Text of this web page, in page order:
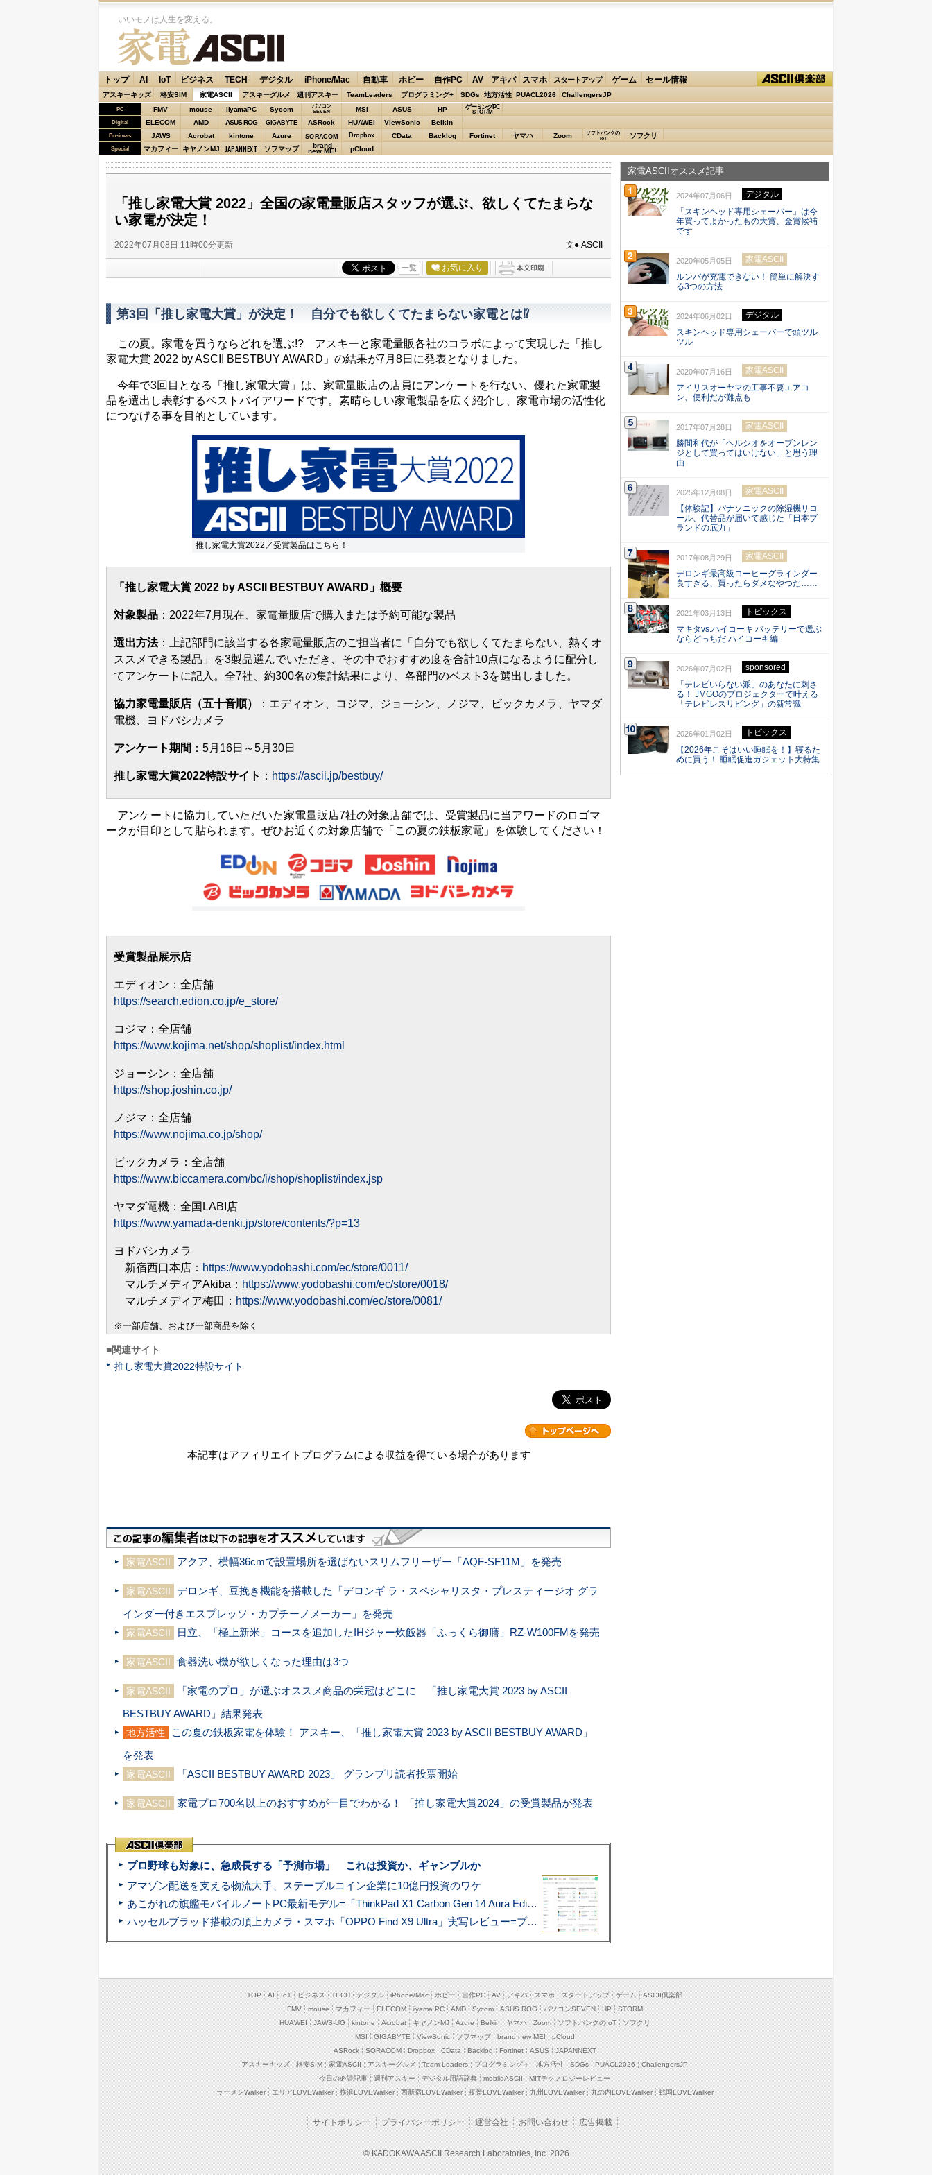
いいモノは人生を変える。
家電ASCII
トップ AI IoT ビジネス TECH デジタル iPhone/Mac 自動車 ホビー 自作PC AV アキバ スマホ スタートアップ ゲーム セール情報
アスキーキッズ 格安SIM 家電ASCII アスキーグルメ 週刊アスキー TeamLeaders プログラミング+ SDGs 地方活性 PUACL2026 ChallengersJP
PC FMV mouse iiyamaPC Sycom
パソコン
SEVEN
MSI ASUS HP ゲーミングPC
STORM
Digital ELECOM AMD ASUS ROG GIGABYTE ASRock HUAWEI ViewSonic Belkin
Business JAWS Acrobat kintone Azure SORACOM Dropbox CData Backlog Fortinet ヤマハ Zoom
ソフトバンクの
IoT
ソフクリ
Special マカフィー キヤノンMJ JAPANNEXT ソフマップ brand
new ME! pCloud
「推し家電大賞 2022」全国の家電量販店スタッフが選ぶ、欲しくてたまらな
い家電が決定！
2022年07月08日 11時00分更新 文● ASCII
一覧 お気に入り
第3回「推し家電大賞」が決定！ 自分でも欲しくてたまらない家電とは⁉
この夏。家電を買うならどれを選ぶ!? アスキーと家電量販各社のコラボによって実現した「推し
家電大賞 2022 by ASCII BESTBUY AWARD」の結果が7月8日に発表となりました。
今年で3回目となる「推し家電大賞」は、家電量販店の店員にアンケートを行ない、優れた家電製
品を選出し表彰するベストバイアワードです。素晴らしい家電製品を広く紹介し、家電市場の活性化
につなげる事を目的としています。
推し家電大賞2022／受賞製品はこちら！
「推し家電大賞 2022 by ASCII BESTBUY AWARD」概要
対象製品：2022年7月現在、家電量販店で購入または予約可能な製品
選出方法：上記部⾨に該当する各家電量販店のご担当者に「⾃分でも欲しくてたまらない、熱くオ
ススメできる製品」を3製品選んでいただき、その中でおすすめ度を合計10点になるように配分し
てアンケートに記⼊。全7社、約300名の集計結果により、各部門のベスト3を選出しました。
協力家電量販店（五十音順）
：エディオン、コジマ、ジョーシン、ノジマ、ビックカメラ、ヤマダ
電機、ヨドバシカメラ
アンケート期間 ：5月16日～5月30日
推し家電大賞2022特設サイト ： https://ascii.jp/bestbuy/
アンケートに協力していただいた家電量販店7社の対象店舗では、受賞製品に当アワードのロゴマ
ークが目印として貼られます。ぜひお近くの対象店舗で「この夏の鉄板家電」を体験してください！
受賞製品展示店
エディオン：全店舗
https://search.edion.co.jp/e_store/
コジマ：全店舗
https://www.kojima.net/shop/shoplist/index.html
ジョーシン：全店舗
https://shop.joshin.co.jp/
ノジマ：全店舗
https://www.nojima.co.jp/shop/
ビックカメラ：全店舗
https://www.biccamera.com/bc/i/shop/shoplist/index.jsp
ヤマダ電機：全国LABI店
https://www.yamada-denki.jp/store/contents/?p=13
ヨドバシカメラ
新宿西口本店： https://www.yodobashi.com/ec/store/0011/
マルチメディアAkiba： https://www.yodobashi.com/ec/store/0018/
マルチメディア梅田： https://www.yodobashi.com/ec/store/0081/
※一部店舗、および一部商品を除く
■関連サイト
推し家電大賞2022特設サイト
本記事はアフィリエイトプログラムによる収益を得ている場合があります
家電ASCII アクア、横幅36cmで設置場所を選ばないスリムフリーザー「AQF-SF11M」を発売
家電ASCII
デロンギ、豆挽き機能を搭載した「デロンギ ラ・スペシャリスタ・プレスティージオ グラ
インダー付きエスプレッソ・カプチーノメーカー」を発売
家電ASCII 日立、「極上新米」コースを追加したIHジャー炊飯器「ふっくら御膳」RZ-W100FMを発売
家電ASCII 食器洗い機が欲しくなった理由は3つ
家電ASCII
「家電のプロ」が選ぶオススメ商品の栄冠はどこに 「推し家電大賞 2023 by ASCII
BESTBUY AWARD」結果発表
地方活性
この夏の鉄板家電を体験！ アスキー、「推し家電大賞 2023 by ASCII BESTBUY AWARD」
を発表
家電ASCII 「ASCII BESTBUY AWARD 2023」 グランプリ読者投票開始
家電ASCII 家電プロ700名以上のおすすめが一目でわかる！ 「推し家電大賞2024」の受賞製品が発表
プロ野球も対象に、急成長する「予測市場」 これは投資か、ギャンブルか
アマゾン配送を支える物流大手、ステーブルコイン企業に10億円投資のワケ
あこがれの旗艦モバイルノートPC最新モデル=「ThinkPad X1 Carbon Gen 14 Aura Edition」実機レビュー
ハッセルブラッド搭載の頂上カメラ・スマホ「OPPO Find X9 Ultra」実写レビュー=プロが本気で徹底撮影しました!!
家電ASCIIオススメ記事
2024年07月06日
デジタル
「スキンヘッド専用シェーバー」は今
年買ってよかったもの大賞、金賞候補
です
2020年05月05日
家電ASCII
ルンバが充電できない！ 簡単に解決す
る3つの方法
2024年06月02日
デジタル
スキンヘッド専用シェーバーで頭ツル
ツル
2020年07月16日
家電ASCII
アイリスオーヤマの工事不要エアコ
ン、便利だが難点も
2017年07月28日
家電ASCII
勝間和代が「ヘルシオをオーブンレン
ジとして買ってはいけない」と思う理
由
2025年12月08日
家電ASCII
【体験記】パナソニックの除湿機リコ
ール、代替品が届いて感じた「日本ブ
ランドの底力」
2017年08月29日
家電ASCII
デロンギ最高級コーヒーグラインダー
良すぎる、買ったらダメなやつだ……
2021年03月13日
トピックス
マキタvs.ハイコーキ バッテリーで選ぶ
ならどっちだ ハイコーキ編
2026年07月02日
sponsored
「テレビいらない派」のあなたに刺さ
る！ JMGOのプロジェクターで叶える
「テレビレスリビング」の新常識
2026年01月02日
トピックス
【2026年こそはいい睡眠を！】寝るた
めに買う！ 睡眠促進ガジェット大特集
TOP AI IoT ビジネス TECH デジタル iPhone/Mac ホビー 自作PC AV アキバ スマホ スタートアップ ゲーム
ASCII倶楽部
FMV
mouse マカフィー ELECOM iiyama PC AMD Sycom ASUS ROG パソコンSEVEN HP
STORM
HUAWEI
JAWS-UG kintone Acrobat キヤノンMJ Azure Belkin ヤマハ Zoom ソフトバンクのIoT
ソフクリ
MSI
GIGABYTE ViewSonic ソフマップ brand new ME!
pCloud
ASRock
SORACOM Dropbox CData Backlog Fortinet ASUS
JAPANNEXT
アスキーキッズ
格安SIM 家電ASCII アスキーグルメ Team Leaders プログラミング＋ 地方活性 SDGs PUACL2026
ChallengersJP
今日の必読記事
週刊アスキー デジタル用語辞典 mobileASCII
MITテクノロジーレビュー
ラーメンWalker
エリアLOVEWalker 横浜LOVEWalker 西新宿LOVEWalker 夜景LOVEWalker 九州LOVEWalker 丸の内LOVEWalker 戦国LOVEWalker
サイトポリシー プライバシーポリシー 運営会社 お問い合わせ 広告掲載
© KADOKAWA ASCII Research Laboratories, Inc. 2026